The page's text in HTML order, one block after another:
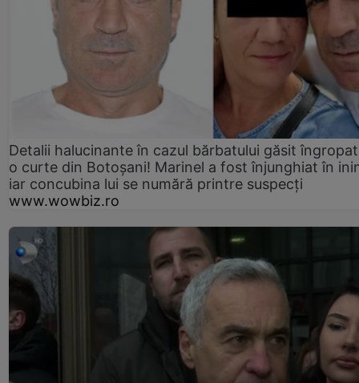
Detalii halucinante în cazul bărbatului găsit
o curte din Botoșani! Marinel a fost înjunghiat în
iar concubina lui se numără printre suspecți
www.wowbiz.ro